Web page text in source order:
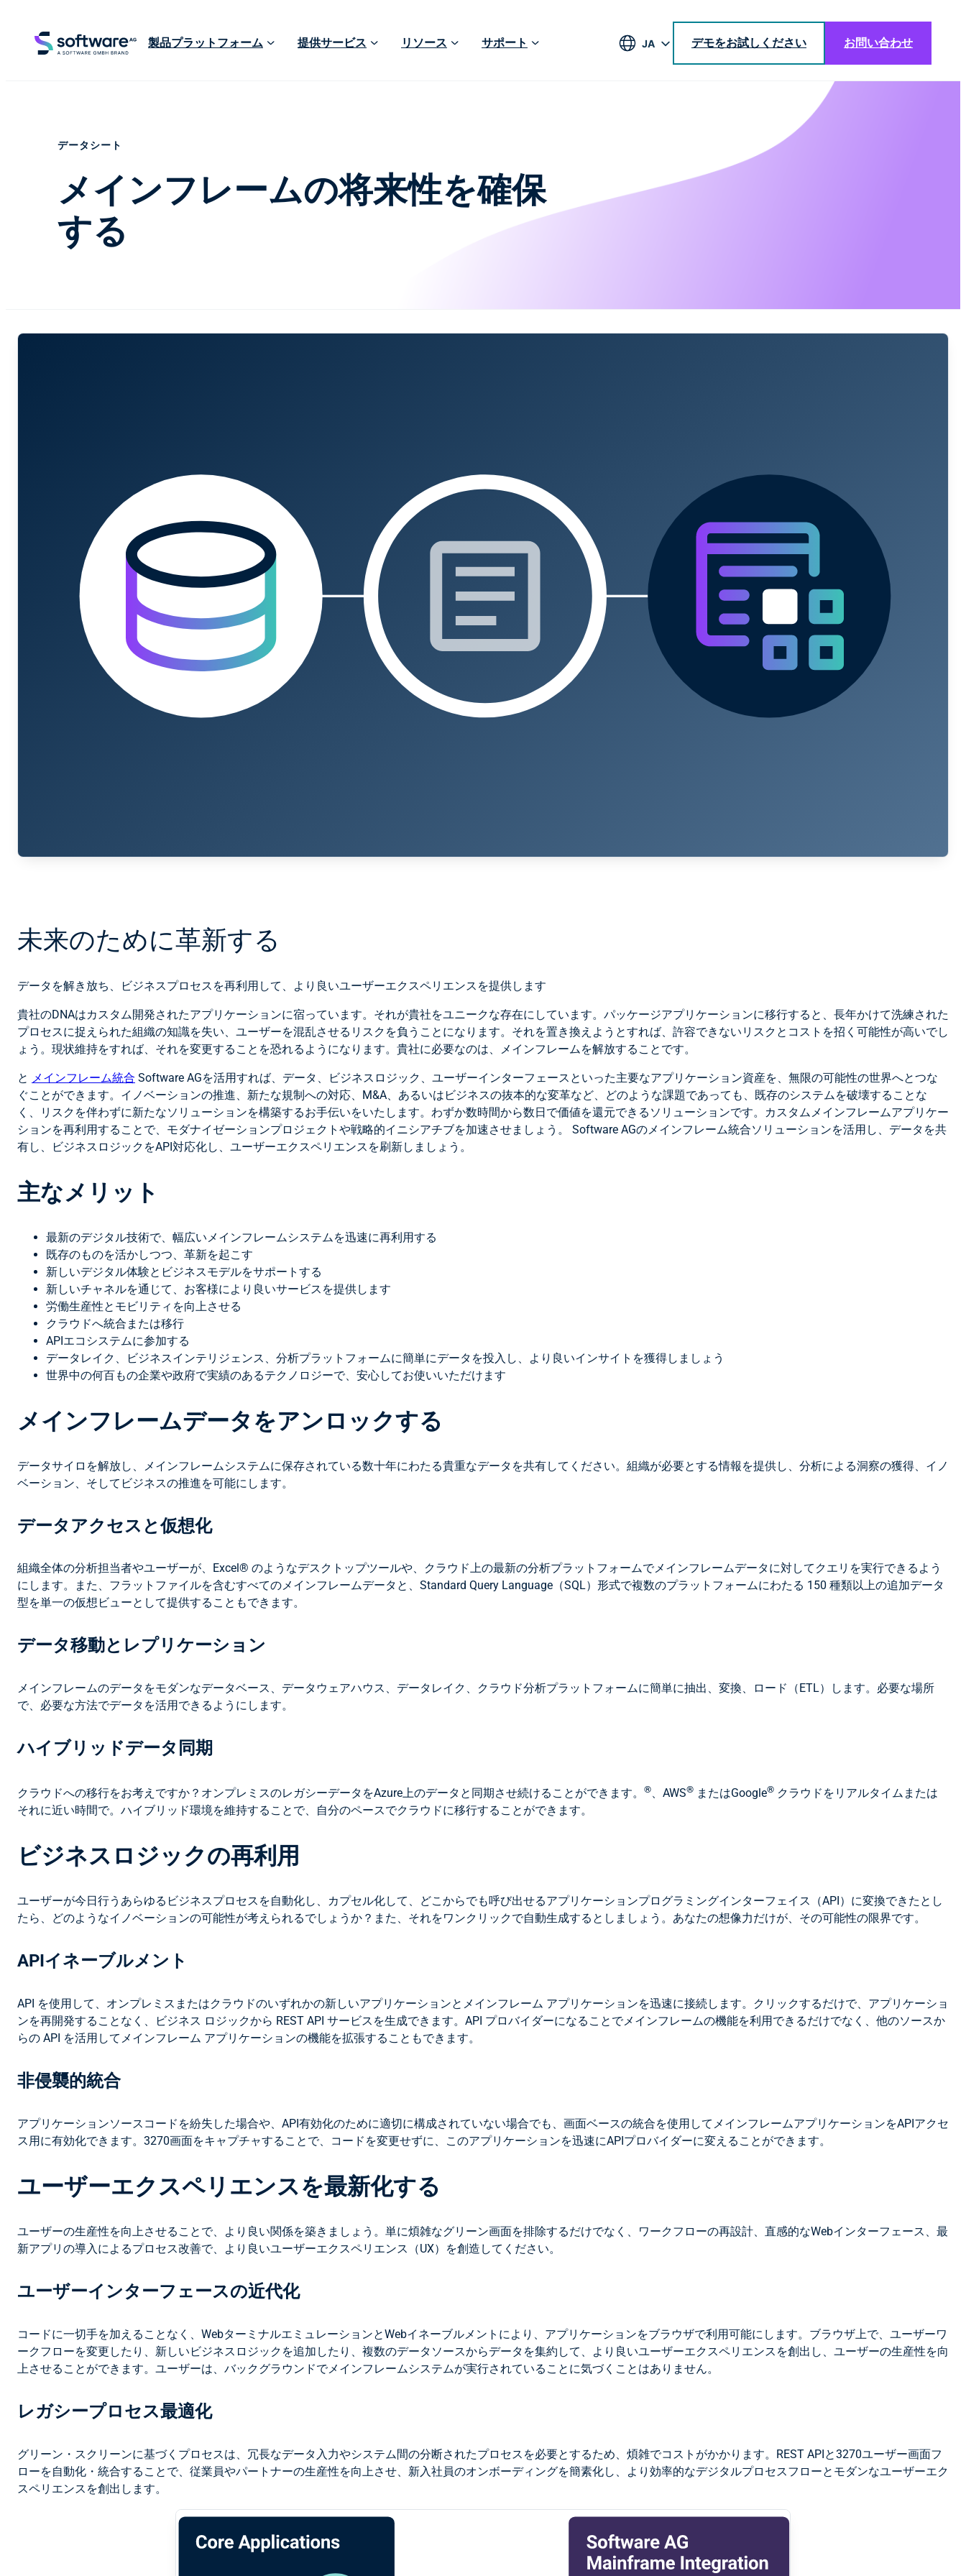
製品プラットフォーム 提供サービス リソース サポート
JA
デモをお試しください お問い合わせ
データシート
メインフレームの将来性を確保
する
未来のために革新する
データを解き放ち、ビジネスプロセスを再利用して、より良いユーザーエクスペリエンスを提供します
貴社のDNAはカスタム開発されたアプリケーションに宿っています。それが貴社をユニークな存在にしています。パッケージアプリケーションに移行すると、長年かけて洗練された
プロセスに捉えられた組織の知識を失い、ユーザーを混乱させるリスクを負うことになります。それを置き換えようとすれば、許容できないリスクとコストを招く可能性が高いでし
ょう。現状維持をすれば、それを変更することを恐れるようになります。貴社に必要なのは、メインフレームを解放することです。
と メインフレーム統合 Software AGを活用すれば、データ、ビジネスロジック、ユーザーインターフェースといった主要なアプリケーション資産を、無限の可能性の世界へとつな
ぐことができます。イノベーションの推進、新たな規制への対応、M&A、あるいはビジネスの抜本的な変革など、どのような課題であっても、既存のシステムを破壊することな
く、リスクを伴わずに新たなソリューションを構築するお手伝いをいたします。わずか数時間から数日で価値を還元できるソリューションです。カスタムメインフレームアプリケー
ションを再利用することで、モダナイゼーションプロジェクトや戦略的イニシアチブを加速させましょう。 Software AGのメインフレーム統合ソリューションを活用し、データを共
有し、ビジネスロジックをAPI対応化し、ユーザーエクスペリエンスを刷新しましょう。
主なメリット
最新のデジタル技術で、幅広いメインフレームシステムを迅速に再利用する
既存のものを活かしつつ、革新を起こす
新しいデジタル体験とビジネスモデルをサポートする
新しいチャネルを通じて、お客様により良いサービスを提供します
労働生産性とモビリティを向上させる
クラウドへ統合または移行
APIエコシステムに参加する
データレイク、ビジネスインテリジェンス、分析プラットフォームに簡単にデータを投入し、より良いインサイトを獲得しましょう
世界中の何百もの企業や政府で実績のあるテクノロジーで、安心してお使いいただけます
メインフレームデータをアンロックする
データサイロを解放し、メインフレームシステムに保存されている数十年にわたる貴重なデータを共有してください。組織が必要とする情報を提供し、分析による洞察の獲得、イノ
ベーション、そしてビジネスの推進を可能にします。
データアクセスと仮想化
組織全体の分析担当者やユーザーが、Excel® のようなデスクトップツールや、クラウド上の最新の分析プラットフォームでメインフレームデータに対してクエリを実行できるよう
にします。また、フラットファイルを含むすべてのメインフレームデータと、Standard Query Language（SQL）形式で複数のプラットフォームにわたる 150 種類以上の追加データ
型を単一の仮想ビューとして提供することもできます。
データ移動とレプリケーション
メインフレームのデータをモダンなデータベース、データウェアハウス、データレイク、クラウド分析プラットフォームに簡単に抽出、変換、ロード（ETL）します。必要な場所
で、必要な方法でデータを活用できるようにします。
ハイブリッドデータ同期
クラウドへの移行をお考えですか？オンプレミスのレガシーデータをAzure上のデータと同期させ続けることができます。 ®、AWS® またはGoogle® クラウドをリアルタイムまたは
それに近い時間で。ハイブリッド環境を維持することで、自分のペースでクラウドに移行することができます。
ビジネスロジックの再利用
ユーザーが今日行うあらゆるビジネスプロセスを自動化し、カプセル化して、どこからでも呼び出せるアプリケーションプログラミングインターフェイス（API）に変換できたとし
たら、どのようなイノベーションの可能性が考えられるでしょうか？また、それをワンクリックで自動生成するとしましょう。あなたの想像力だけが、その可能性の限界です。
APIイネーブルメント
API を使用して、オンプレミスまたはクラウドのいずれかの新しいアプリケーションとメインフレーム アプリケーションを迅速に接続します。クリックするだけで、アプリケーショ
ンを再開発することなく、ビジネス ロジックから REST API サービスを生成できます。API プロバイダーになることでメインフレームの機能を利用できるだけでなく、他のソースか
らの API を活用してメインフレーム アプリケーションの機能を拡張することもできます。
非侵襲的統合
アプリケーションソースコードを紛失した場合や、API有効化のために適切に構成されていない場合でも、画面ベースの統合を使用してメインフレームアプリケーションをAPIアクセ
ス用に有効化できます。3270画面をキャプチャすることで、コードを変更せずに、このアプリケーションを迅速にAPIプロバイダーに変えることができます。
ユーザーエクスペリエンスを最新化する
ユーザーの生産性を向上させることで、より良い関係を築きましょう。単に煩雑なグリーン画面を排除するだけでなく、ワークフローの再設計、直感的なWebインターフェース、最
新アプリの導入によるプロセス改善で、より良いユーザーエクスペリエンス（UX）を創造してください。
ユーザーインターフェースの近代化
コードに一切手を加えることなく、WebターミナルエミュレーションとWebイネーブルメントにより、アプリケーションをブラウザで利用可能にします。ブラウザ上で、ユーザーワ
ークフローを変更したり、新しいビジネスロジックを追加したり、複数のデータソースからデータを集約して、より良いユーザーエクスペリエンスを創出し、ユーザーの生産性を向
上させることができます。ユーザーは、バックグラウンドでメインフレームシステムが実行されていることに気づくことはありません。
レガシープロセス最適化
グリーン・スクリーンに基づくプロセスは、冗長なデータ入力やシステム間の分断されたプロセスを必要とするため、煩雑でコストがかかります。REST APIと3270ユーザー画面フ
ローを自動化・統合することで、従業員やパートナーの生産性を向上させ、新入社員のオンボーディングを簡素化し、より効率的なデジタルプロセスフローとモダンなユーザーエク
スペリエンスを創出します。